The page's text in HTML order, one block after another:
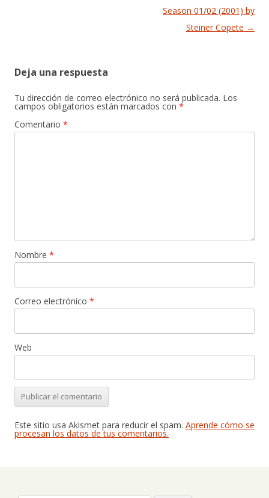
Season 01/02 (2001) by
Steiner Copete →
Deja una respuesta
Tu dirección de correo electrónico no será publicada. Los
campos obligatorios están marcados con *
Comentario *
Nombre *
Correo electrónico *
Web
Este sitio usa Akismet para reducir el spam. Aprende cómo se
procesan los datos de tus comentarios.